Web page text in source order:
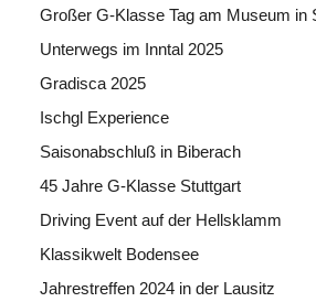
Großer G-Klasse Tag am Museum in
Unterwegs im Inntal 2025
Gradisca 2025
Ischgl Experience
Saisonabschluß in Biberach
45 Jahre G-Klasse Stuttgart
Driving Event auf der Hellsklamm
Klassikwelt Bodensee
Jahrestreffen 2024 in der Lausitz